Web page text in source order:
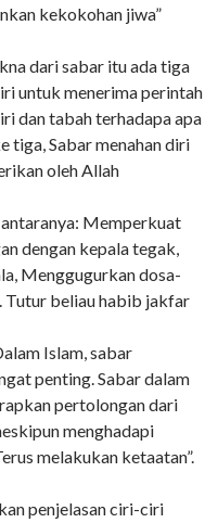
kekokohan jiwa”
dari sabar itu ada tiga
untuk menerima perintah
dan tabah terhadapa apa
tiga, Sabar menahan diri
oleh Allah
Memperkuat
dengan kepala tegak,
Menggugurkan dosa-
Tutur beliau habib jakfar
Islam, sabar
penting. Sabar dalam
pertolongan dari
menghadapi
melakukan ketaatan”.
penjelasan ciri-ciri